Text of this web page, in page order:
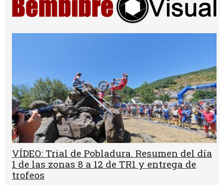
VÍDEO: Trial de Pobladura. Resumen del día
1 de las zonas 8 a 12 de TR1 y entrega de
trofeos